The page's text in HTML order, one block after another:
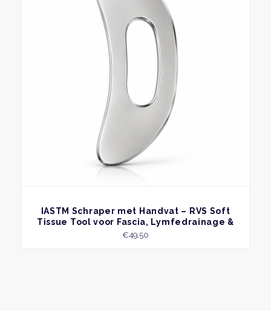
BEKIJK
IASTM Schraper met Handvat – RVS Soft
Tissue Tool voor Fascia, Lymfedrainage &
Gua Sha
€49,50